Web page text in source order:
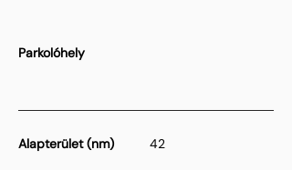
Parkolóhely
Alapterület (nm) 42